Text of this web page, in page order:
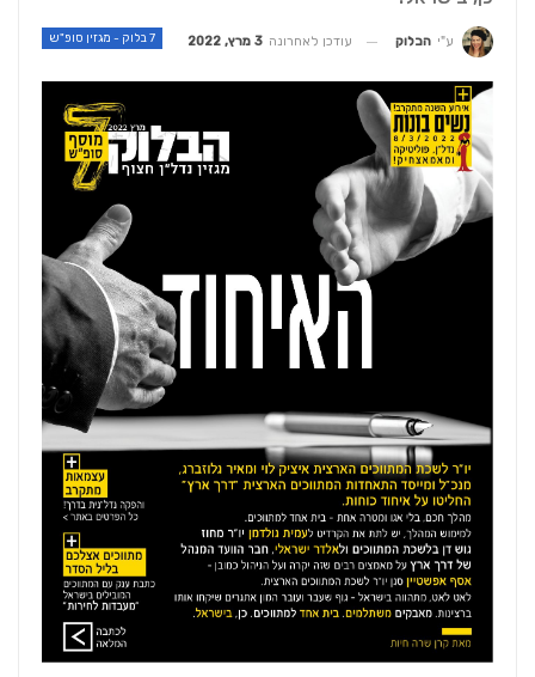
7 בלוק - מגזין סופ"ש ע"י הבלוק עודכן לאחרונה 3 מרץ, 2022